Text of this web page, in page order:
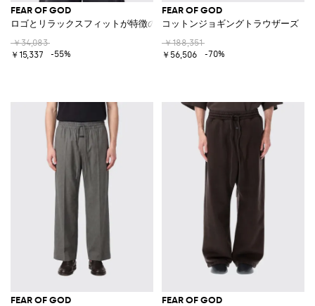
FEAR OF GOD
ロゴとリラックスフィットが特徴の長袖メリノウールポロシャツ
￥34,083
￥15,337
-55%
FEAR OF GOD
コットンジョギングトラウザーズ
￥188,351
￥56,506
-70%
FEAR OF GOD FEAR OF GOD